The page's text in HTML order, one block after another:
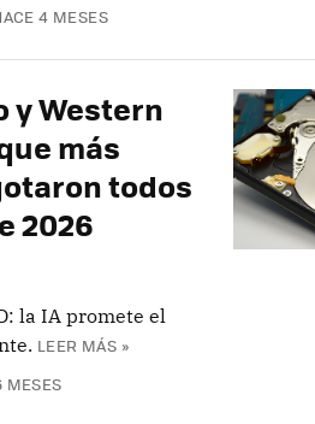
4 MESES
y Western
más
todos
2026
la IA promete el
LEER MÁS »
MESES